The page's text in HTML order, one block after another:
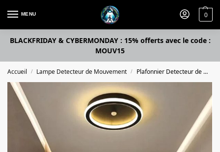
MENU 0
BLACKFRIDAY & CYBERMONDAY : 15% offerts avec le code :
MOUV15
Accueil / Lampe Detecteur de Mouvement / Plafonnier Detecteur de Mouvement